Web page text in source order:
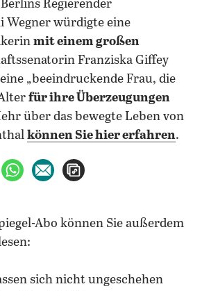
Regierender
Wegner würdigte eine
mit einem großen
Franziska Giffey
„beeindruckende Frau, die
für ihre Überzeugungen
über das bewegte Leben von
können Sie hier erfahren.
teilen
auf X teilenper WhatsApp teilen
per E-Mail teilen
Abo können Sie außerdem
sich nicht ungeschehen